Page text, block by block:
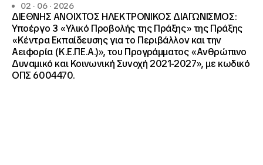
02 · 06 · 2026
ΔΙΕΘΝΗΣ ΑΝΟΙΧΤΟΣ ΗΛΕΚΤΡΟΝΙΚΟΣ ΔΙΑΓΩΝΙΣΜΟΣ:
Υποέργο 3 «Υλικό Προβολής της Πράξης» της Πράξης
«Κέντρα Εκπαίδευσης για το Περιβάλλον και την
Αειφορία (Κ.Ε.ΠΕ.Α.)», του Προγράμματος «Ανθρώπινο
Δυναμικό και Κοινωνική Συνοχή 2021-2027», με κωδικό
ΟΠΣ 6004470.